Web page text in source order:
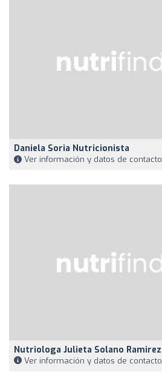
Daniela Soria Nutricionista
Ver información y datos de contacto
Nutriologa Julieta Solano Ramirez
Ver información y datos de contacto